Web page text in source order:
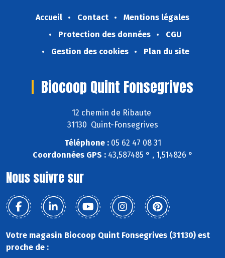
Accueil Contact
Mentions légales
Protection des données
CGU
Gestion des cookies
Plan du site
Biocoop Quint Fonsegrives
12 chemin de Ribaute
31130 Quint-Fonsegrives
Téléphone :05 62 47 08 31
Coordonnées GPS :43,587485 ° , 1,514826 °
Nous suivre sur
Votre magasin Biocoop Quint Fonsegrives (31130) est
proche de :